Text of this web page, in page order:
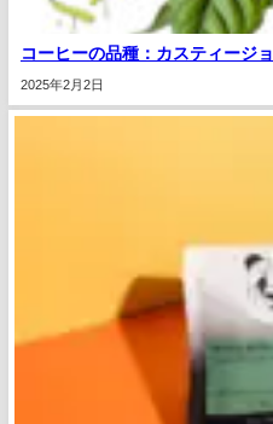
コーヒーの品種：カスティージョ
2025年2月2日